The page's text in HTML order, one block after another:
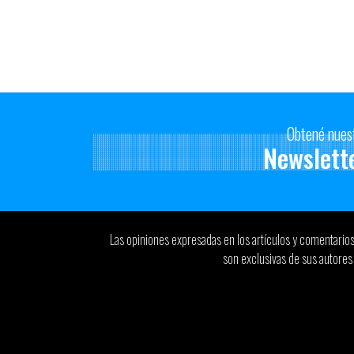
Obtené
Las opiniones expresadas en los artículos y
son exclusivas de sus